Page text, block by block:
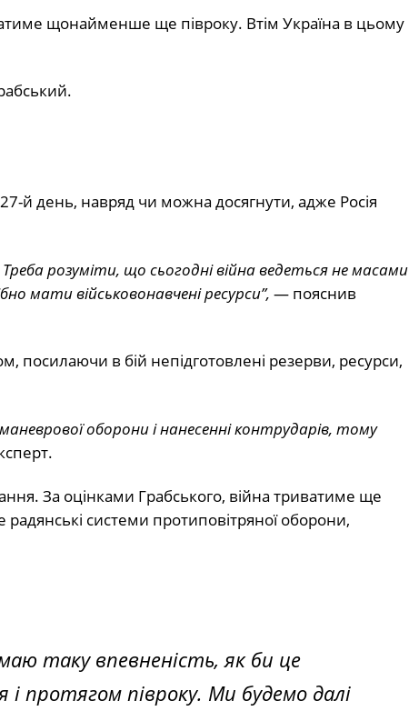
щонайменше ще півроку. Втім Україна в цьому
й день, навряд чи можна досягнути, адже Росія
розуміти, що сьогодні війна ведеться не масами
мати військовонавчені ресурси”, — пояснив
посилаючи в бій непідготовлені резерви, ресурси,
оборони і нанесенні контрударів, тому
За оцінками Грабського, війна триватиме ще
системи протиповітряної оборони,
таку впевненість, як би це
протягом півроку. Ми будемо далі